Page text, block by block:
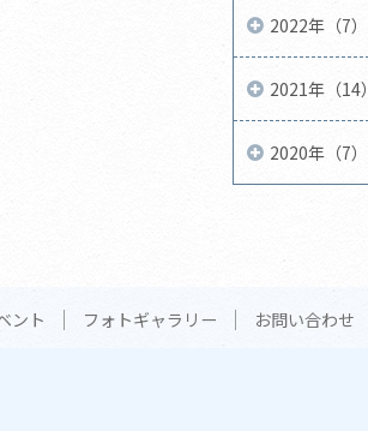
2022年（7）
2021年（14）
2020年（7）
ント フォトギャラリー お問い合わせ